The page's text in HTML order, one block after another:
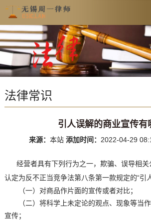
网站首页
法律资讯
业务范围
联系律师
法律常识
引人误解的商业宣传有
来源： 本站 添加时间： 2022-04-29
经营者具有下列行为之一，欺骗、误导相关
认定为反不正当竞争法第八条第一款规定的“引
（一）对商品作片面的宣传或者对比；
（二）将科学上未定论的观点、现象等当作
宣传；